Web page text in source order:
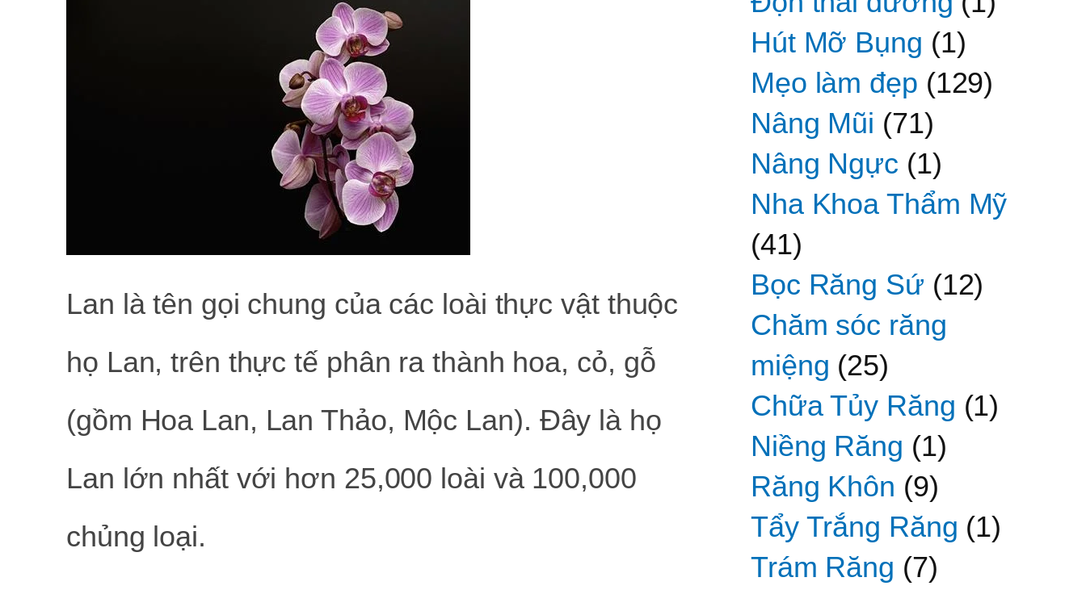
Lan là tên gọi chung của các loài thực vật thuộc
họ Lan, trên thực tế phân ra thành hoa, cỏ, gỗ
(gồm Hoa Lan, Lan Thảo, Mộc Lan). Đây là họ
Lan lớn nhất với hơn 25,000 loài và 100,000
chủng loại.
Hút Mỡ Bụng (1)
Mẹo làm đẹp (129)
Nâng Mũi (71)
Nâng Ngực (1)
Nha Khoa Thẩm Mỹ
(41)
Bọc Răng Sứ (12)
Chăm sóc răng
miệng (25)
Chữa Tủy Răng (1)
Niềng Răng (1)
Răng Khôn (9)
Tẩy Trắng Răng (1)
Trám Răng (7)